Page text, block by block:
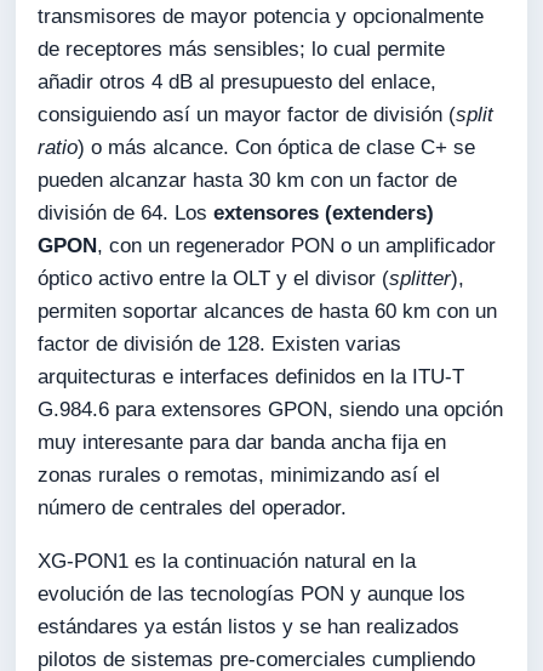
transmisores de mayor potencia y opcionalmente
de receptores más sensibles; lo cual permite
añadir otros 4 dB al presupuesto del enlace,
consiguiendo así un mayor factor de división (split
ratio) o más alcance. Con óptica de clase C+ se
pueden alcanzar hasta 30 km con un factor de
división de 64. Losextensores (extenders)
GPON, con un regenerador PON o un amplificador
óptico activo entre la OLT y el divisor (splitter),
permiten soportar alcances de hasta 60 km con un
factor de división de 128. Existen varias
arquitecturas e interfaces definidos en la ITU-T
G.984.6 para extensores GPON, siendo una opción
muy interesante para dar banda ancha fija en
zonas rurales o remotas, minimizando así el
número de centrales del operador.
XG-PON1 es la continuación natural en la
evolución de las tecnologías PON y aunque los
estándares ya están listos y se han realizados
pilotos de sistemas pre-comerciales cumpliendo